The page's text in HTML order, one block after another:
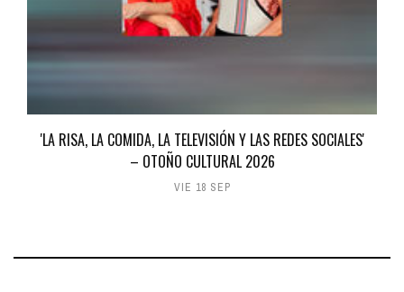
'LA RISA, LA COMIDA, LA TELEVISIÓN Y LAS REDES SOCIALES'
– OTOÑO CULTURAL 2026
VIE 18 SEP